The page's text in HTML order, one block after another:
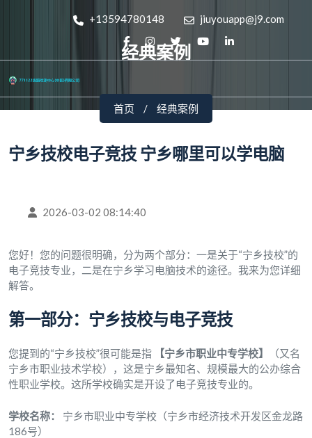
+13594780148 jiuyouapp@j9.com
经典案例
首页 经典案例
宁乡技校电子竞技 宁乡哪里可以学电脑
2026-03-02 08:14:40
您好！您的问题很明确，分为两个部分：一是关于“宁乡技校”的
电子竞技专业，二是在宁乡学习电脑技术的途径。我来为您详细
解答。
第一部分：宁乡技校与电子竞技
您提到的“宁乡技校”很可能是指 【宁乡市职业中专学校】
（又名
宁乡市职业技术学校），这是宁乡最知名、规模最大的公办综合
性职业学校。这所学校确实是开设了电子竞技专业的。
学校名称：
宁乡市职业中专学校（宁乡市经济技术开发区金龙路
186号）